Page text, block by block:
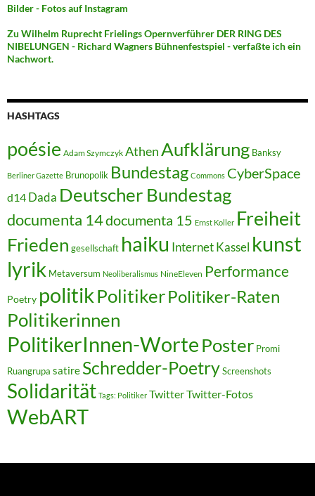
Bilder - Fotos auf Instagram
Zu Wilhelm Ruprecht Frielings Opernverführer DER RING DES
NIBELUNGEN - Richard Wagners Bühnenfestspiel - verfaßte ich ein
Nachwort.
HASHTAGS
poésie Adam Szymczyk AthenAufklärung Banksy
Berliner Gazette Brunopolik Bundestag Commons CyberSpace
d14 Dada Deutscher Bundestag
documenta 14documenta 15 Ernst Koller Freiheit
Frieden gesellschaft haiku InternetKassel kunst
lyrik Metaversum Neoliberalismus NineEleven Performance
Poetry politikPolitikerPolitiker-Raten
Politikerinnen
PolitikerInnen-Worte Poster Promi
Ruangrupa satire Schredder-PoetryScreenshots
Solidarität Tags: Politiker TwitterTwitter-Fotos
WebART